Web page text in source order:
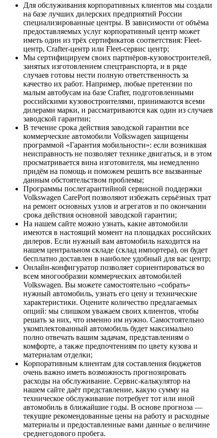
Для обслуживания корпоративных клиентов мы создали
на базе лучших дилерских предприятий России
специализированные центры. В зависимости от объёма
предоставляемых услуг корпоративный центр может
иметь один из трёх сертификатов соответствия: Fleet-
центр, Crafter-центр или Fleet-сервис центр;
Мы сертифицируем своих партнёров-кузовостроителей,
занятых изготовлением спецтранспорта, и в ряде
случаев готовы нести полную ответственность за
качество их работ. Например, любые претензии по
малым автобусам на базе Crafter, подготовленными
российскими кузовостроителями, принимаются всеми
дилерами марки, и рассматриваются как один из случаев
заводской гарантии;
В течение срока действия заводской гарантии все
коммерческие автомобили Volkswagen защищены
программой «Гарантия мобильности»: если возникшая
неисправность не позволяет технике двигаться, и в этом
просматривается вина изготовителя, мы немедленно
придём на помощь и поможем решить все вызванные
данным обстоятельством проблемы;
Программы послегарантийной сервисной поддержки
Volkswagen CarePort позволяют избежать серьёзных трат
на ремонт основных узлов и агрегатов и по окончании
срока действия основной заводской гарантии;
На нашем сайте можно узнать, какие автомобили
имеются в настоящий момент на площадках российских
дилеров. Если нужный вам автомобиль находится на
нашем центральном складе (склад импортера), он будет
бесплатно доставлен в наиболее удобный для вас центр;
Онлайн-конфигуратор позволяет сориентироваться во
всем многообразии коммерческих автомобилей
Volkswagen. Вы можете самостоятельно «собрать»
нужный автомобиль, узнать его цену и технические
характеристики. Оцените количество предлагаемых
опций: мы слишком уважаем своих клиентов, чтобы
решать за них, что именно им нужно. Самостоятельно
укомплектованный автомобиль будет максимально
полно отвечать вашим задачам, представлениям о
комфорте, а также предпочтениям по цвету кузова и
материалам отделки;
Корпоративным клиентам для составления бюджетов
очень важно иметь возможность прогнозировать
расходы на обслуживание. Сервис-калькулятор на
нашем сайте даёт представление, какую сумму на
техническое обслуживание потребует тот или иной
автомобиль в ближайшие годы. В основе прогноза —
текущие рекомендованные цены на работу и расходные
материалы и предоставленные вами данные о величине
среднегодового пробега.